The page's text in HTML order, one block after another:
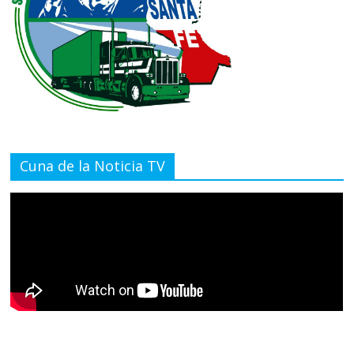
Cuna de la Noticia TV